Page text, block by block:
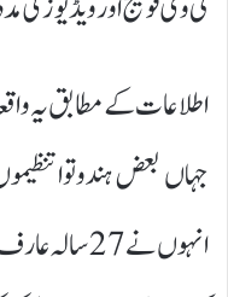
اطلاعات کے مطابق یہ
جہاں بعض ہندوتوا
انہوں نے